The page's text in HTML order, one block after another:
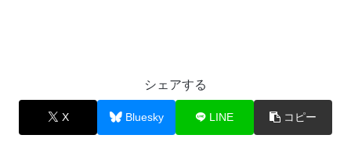
シェアする
X Bluesky LINE コピー